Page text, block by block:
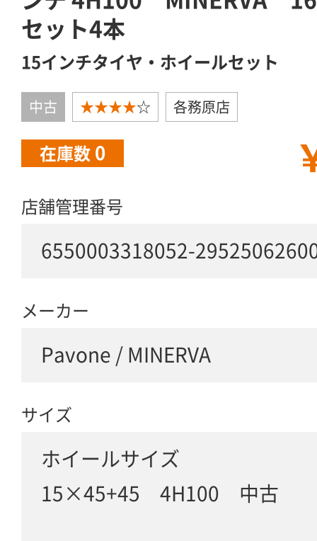
セット4本
15インチタイヤ・ホイールセット
中古 ★★★★☆ 各務原店
在庫数 0
店舗管理番号
6550003318052-
メーカー
Pavone / MINERVA
サイズ
ホイールサイズ
15×45+45 4H100 中古